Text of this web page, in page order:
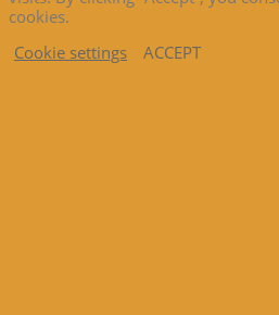
cookies.
Cookie settings
ACCEPT